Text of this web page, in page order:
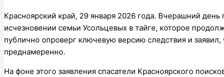
Красноярский край, 29 января 2026 года. Вчерашний
исчезновении семьи Усольцевых в тайге, которое
публично опроверг ключевую версию следствия и
преднамеренно.
На фоне этого заявления спасатели Красноярского